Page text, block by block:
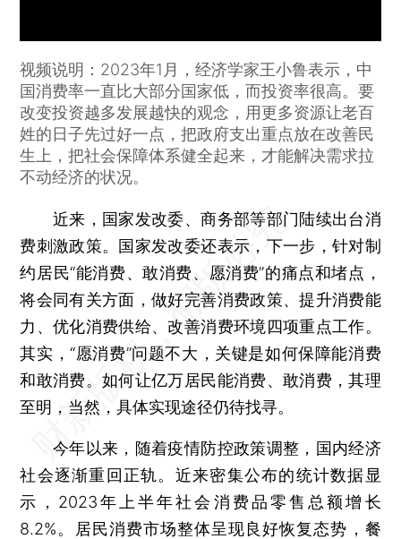
视频说明：2023年1月，经济学家王小鲁表示，中
国消费率一直比大部分国家低，而投资率很高。要
改变投资越多发展越快的观念，用更多资源让老百
姓的日子先过好一点，把政府支出重点放在改善民
生上，把社会保障体系健全起来，才能解决需求拉
不动经济的状况。
近来，国家发改委、商务部等部门陆续出台消
费刺激政策。国家发改委还表示，下一步，针对制
约居民“能消费、敢消费、愿消费”的痛点和堵点，
将会同有关方面，做好完善消费政策、提升消费能
力、优化消费供给、改善消费环境四项重点工作。
其实，“愿消费”问题不大，关键是如何保障能消费
和敢消费。如何让亿万居民能消费、敢消费，其理
至明，当然，具体实现途径仍待找寻。
今年以来，随着疫情防控政策调整，国内经济
社会逐渐重回正轨。近来密集公布的统计数据显
示，2023年上半年社会消费品零售总额增长
8.2%。居民消费市场整体呈现良好恢复态势，餐